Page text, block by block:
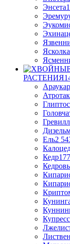
Энсета1
Ясколка
РАСТЕНИЯ
Ель2
Кедр177